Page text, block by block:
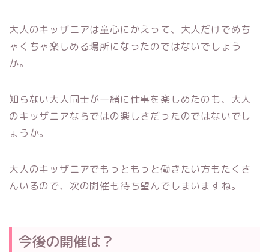
大人のキッザニアは童心にかえって、大人だけでめち
ゃくちゃ楽しめる場所になったのではないでしょう
か。
知らない大人同士が一緒に仕事を楽しめたのも、大人
のキッザニアならではの楽しさだったのではないでし
ょうか。
大人のキッザニアでもっともっと働きたい方もたくさ
んいるので、次の開催も待ち望んでしまいますね。
今後の開催は？